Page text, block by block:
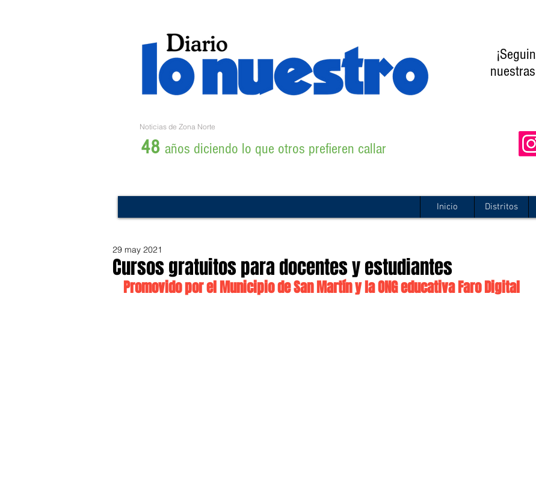
Noticias de Zona Norte
48 años diciendo lo que otros prefieren callar
Inicio Distritos
Cursos gratuitos para docentes y estudiantes
29 may 2021
Promovido por el Municipio de San Martín y la ONG educativa Faro Digital